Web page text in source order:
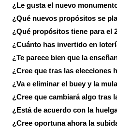
¿Le gusta el nuevo
¿Qué nuevos propósitos se
¿Qué propósitos tiene para el
¿Cuánto has invertido en
¿Te parece bien que la
¿Cree que tras las elecciones
¿Va e eliminar el buey y la
¿Cree que cambiará algo tras
¿Está de acuerdo con la
¿Cree oportuna ahora la